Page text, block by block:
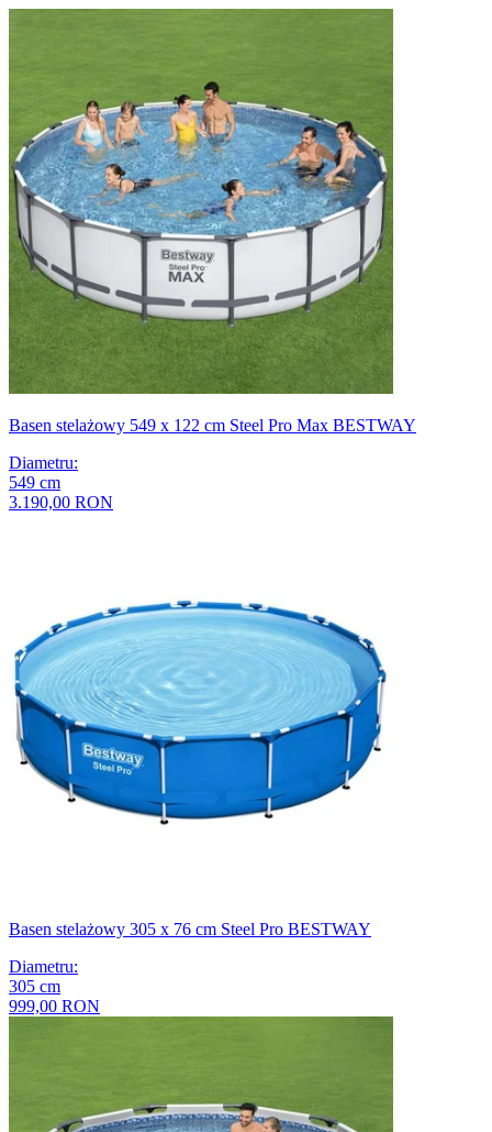
Basen stelażowy 549 x 122 cm Steel Pro Max BESTWAY
Diametru:
549 cm
3.190,00 RON
Basen stelażowy 305 x 76 cm Steel Pro BESTWAY
Diametru:
305 cm
999,00 RON